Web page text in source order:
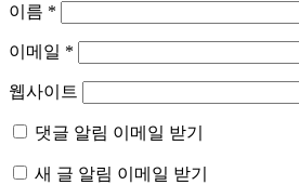
이름 *
이메일 *
웹사이트
댓글 알림 이메일 받기
새 글 알림 이메일 받기